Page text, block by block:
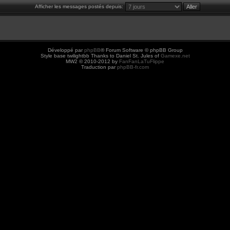
Afficher les messages postés depuis:
Développé par phpBB® Forum Software © phpBB Group
Style base twilightbb Thanks to Daniel St. Jules of Gamexe.net
MW2 © 2010-2012 by FanFanLaTuFlippe
Traduction par phpBB-fr.com